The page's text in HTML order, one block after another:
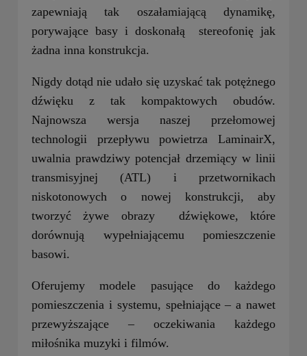
zapewniają tak oszałamiającą dynamikę,
porywające basy i doskonałą stereofonię jak
żadna inna konstrukcja.
Nigdy dotąd nie udało się uzyskać tak potężnego
dźwięku z tak kompaktowych obudów.
Najnowsza wersja naszej przełomowej
technologii przepływu powietrza LaminairX,
uwalnia prawdziwy potencjał drzemiący w linii
transmisyjnej (ATL) i przetwornikach
niskotonowych o nowej konstrukcji, aby
tworzyć żywe obrazy dźwiękowe, które
dorównują wypełniającemu pomieszczenie
basowi.
Oferujemy modele pasujące do każdego
pomieszczenia i systemu, spełniające – a nawet
przewyższające – oczekiwania każdego
miłośnika muzyki i filmów.